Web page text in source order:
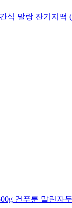
식 말랑 잔기지떡
건푸룬 말린자